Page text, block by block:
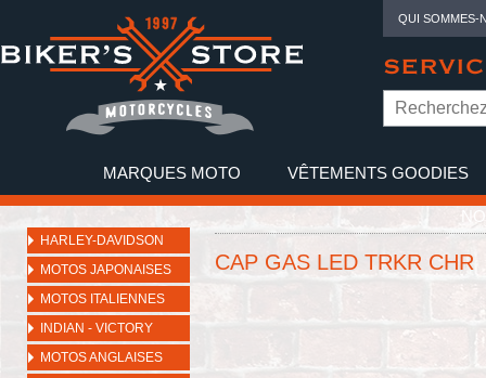
QUI SOMMES-
MARQUES MOTO VÊTEMENTS GOODIES
HARLEY-DAVIDSON
MOTOS JAPONAISES
MOTOS ITALIENNES
INDIAN - VICTORY
MOTOS ANGLAISES
CAP GAS LED TRKR CHR